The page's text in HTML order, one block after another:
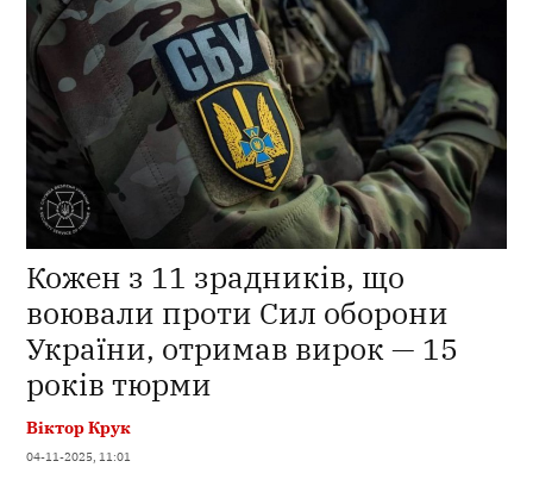
Кожен з 11 зрадників, що
воювали проти Сил оборони
України, отримав вирок — 15
років тюрми
Віктор Крук
04-11-2025, 11:01